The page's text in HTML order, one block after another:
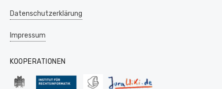
Datenschutzerklärung
Impressum
KOOPERATIONEN